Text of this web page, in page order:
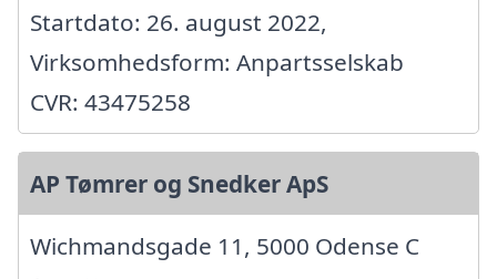
Startdato: 26. august 2022,
Virksomhedsform: Anpartsselskab
CVR: 43475258
AP Tømrer og Snedker ApS
Wichmandsgade 11, 5000 Odense C